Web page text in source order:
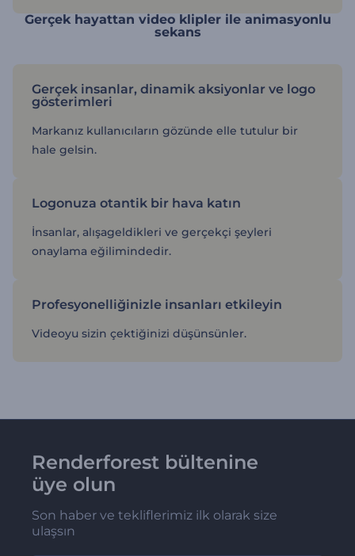
Gerçek hayattan video klipler ile animasyonlu
sekans
Gerçek insanlar, dinamik aksiyonlar ve logo
gösterimleri
Markanız kullanıcıların gözünde elle tutulur bir
hale gelsin.
Logonuza otantik bir hava katın
İnsanlar, alışageldikleri ve gerçekçi şeyleri
onaylama eğilimindedir.
Profesyonelliğinizle insanları etkileyin
Videoyu sizin çektiğinizi düşünsünler.
Renderforest bültenine
üye olun
Son haber ve tekliflerimiz ilk olarak size
ulaşsın